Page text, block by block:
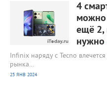
4
можно
ещё 2,
нужно
Infinix наряду с Tecno
рынка…
25 ЯНВ 2024